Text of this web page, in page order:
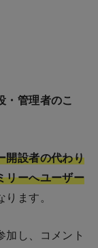
・管理者のこ
開設者の代わり
リーへユーザー
ります。
加し、コメント